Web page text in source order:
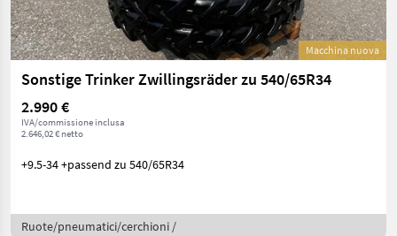
Macchina nuova
Sonstige Trinker Zwillingsräder zu 540/65R34
2.990 €
IVA/commissione inclusa
2.646,02 € netto
+9.5-34 +passend zu 540/65R34
Ruote/pneumatici/cerchioni /